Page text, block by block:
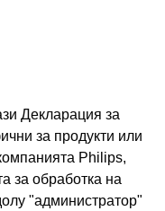
Декларация за
за продукти или
Philips,
за обработка на
"администратор"